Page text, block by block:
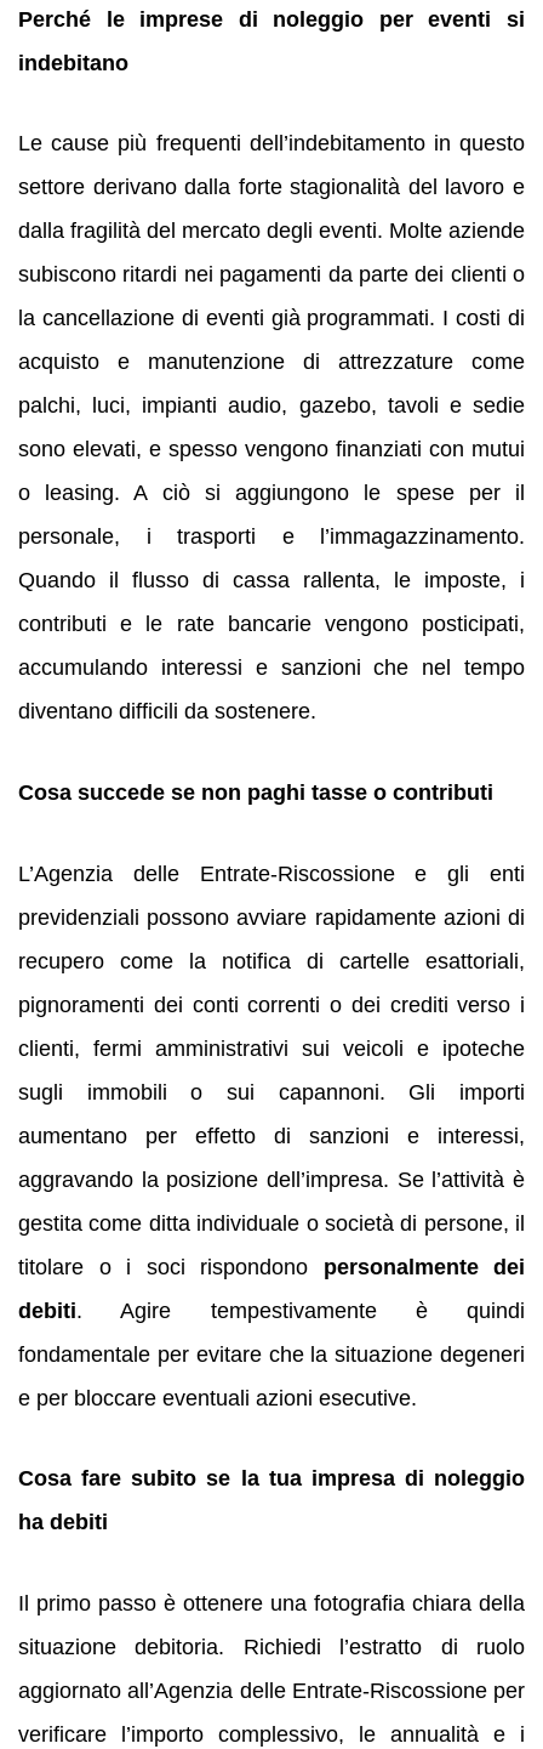
Perché le imprese di noleggio per eventi si
indebitano
Le cause più frequenti dell’indebitamento in questo
settore derivano dalla forte stagionalità del lavoro e
dalla fragilità del mercato degli eventi. Molte aziende
subiscono ritardi nei pagamenti da parte dei clienti o
la cancellazione di eventi già programmati. I costi di
acquisto e manutenzione di attrezzature come
palchi, luci, impianti audio, gazebo, tavoli e sedie
sono elevati, e spesso vengono finanziati con mutui
o leasing. A ciò si aggiungono le spese per il
personale, i trasporti e l’immagazzinamento.
Quando il flusso di cassa rallenta, le imposte, i
contributi e le rate bancarie vengono posticipati,
accumulando interessi e sanzioni che nel tempo
diventano difficili da sostenere.
Cosa succede se non paghi tasse o contributi
L’Agenzia delle Entrate-Riscossione e gli enti
previdenziali possono avviare rapidamente azioni di
recupero come la notifica di cartelle esattoriali,
pignoramenti dei conti correnti o dei crediti verso i
clienti, fermi amministrativi sui veicoli e ipoteche
sugli immobili o sui capannoni. Gli importi
aumentano per effetto di sanzioni e interessi,
aggravando la posizione dell’impresa. Se l’attività è
gestita come ditta individuale o società di persone, il
titolare o i soci rispondono personalmente dei
debiti. Agire tempestivamente è quindi
fondamentale per evitare che la situazione degeneri
e per bloccare eventuali azioni esecutive.
Cosa fare subito se la tua impresa di noleggio
ha debiti
Il primo passo è ottenere una fotografia chiara della
situazione debitoria. Richiedi l’estratto di ruolo
aggiornato all’Agenzia delle Entrate-Riscossione per
verificare l’importo complessivo, le annualità e i